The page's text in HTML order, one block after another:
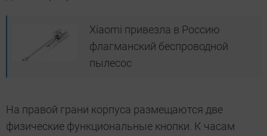
Xiaomi привезла в Россию
флагманский беспроводной
пылесос
На правой грани корпуса размещаются две
физические функциональные кнопки. К часам